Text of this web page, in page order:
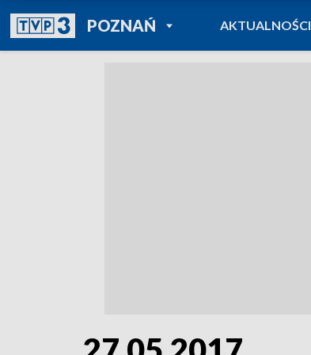
POZNAŃPOWRÓT DO
TVP REGIONY
AKTUALNOŚCI